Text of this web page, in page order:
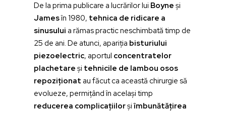
De la prima publicare a lucrărilor lui Boyne și
Jamesîn 1980, tehnica de ridicare a
sinusului a rămas practic neschimbată timp de
25 de ani. De atunci, apariția bisturiului
piezoelectric, aportul concentratelor
plachetare și tehnicile de lambou osos
repoziționat au făcut ca această chirurgie să
evolueze, permițând în același timp
reducerea complicațiilorșiîmbunătățirea